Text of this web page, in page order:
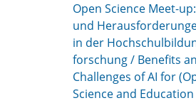
Open Science Meet-
und
in der
forschung / Benefits
Challenges of AI for
Science and Education